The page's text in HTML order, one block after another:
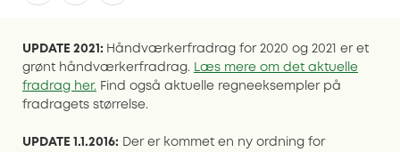
UPDATE 2021: Håndværkerfradrag for 2020 og 2021 er et
grønt håndværkerfradrag.
Læs mere om det aktuelle
fradrag her. Find også aktuelle regneeksempler på
fradragets størrelse.
UPDATE 1.1.2016: Der er kommet en ny ordning for